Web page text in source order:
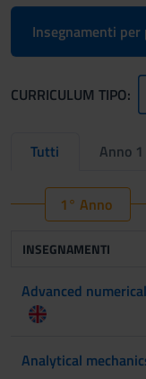
Insegnamenti
CURRICULUM TIPO:
Tutti Anno 1
1° Anno
INSEGNAMENTI
Advanced
Analytical